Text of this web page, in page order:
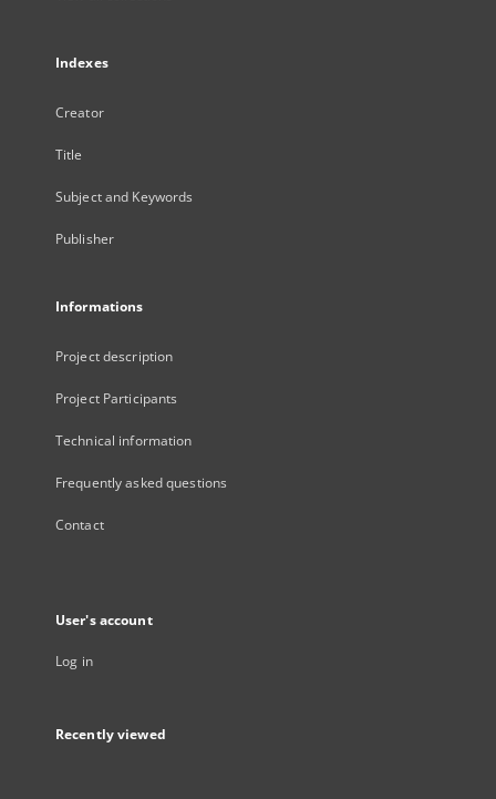
Indexes
Creator
Title
Subject and Keywords
Publisher
Informations
Project description
Project Participants
Technical information
Frequently asked questions
Contact
User's account
Log in
Recently viewed